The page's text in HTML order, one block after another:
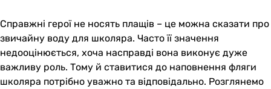
Справжні герої не носять плащів – це можна сказати про
звичайну воду для школяра. Часто її значення
недооцінюється, хоча насправді вона виконує дуже
важливу роль. Тому й ставитися до наповнення фляги
школяра потрібно уважно та відповідально. Розглянемо